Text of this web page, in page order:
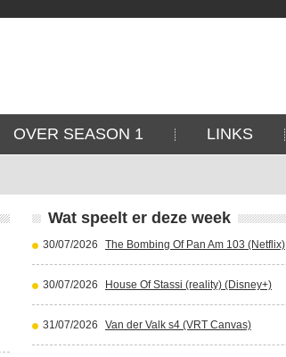
OVER SEASON 1 LINKS
Wat speelt er deze week
30/07/2026 The Bombing Of Pan Am 103 (Netflix)
30/07/2026 House Of Stassi (reality) (Disney+)
31/07/2026 Van der Valk s4 (VRT Canvas)